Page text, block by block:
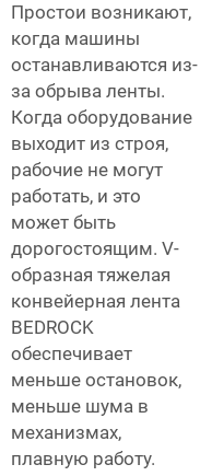
Простои возникают,
когда машины
останавливаются из-
за обрыва ленты.
Когда оборудование
выходит из строя,
рабочие не могут
работать, и это
может быть
дорогостоящим. V-
образная тяжелая
конвейерная лента
BEDROCK
обеспечивает
меньше остановок,
меньше шума в
механизмах,
плавную работу.